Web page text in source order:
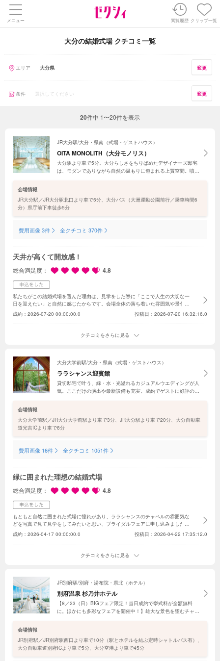
メニュー 閲覧履歴 クリップ一覧
大分の結婚式場 クチコミ一覧
エリア 大分県 変更
条件 選択してください 変更
20件中 1〜20件を表示
JR大分駅/大分・県南（式場・ゲストハウス）
OITA MONOLITH（大分モノリス）
大分駅より車で5分。大分らしさをちりばめたデザイナーズ邸宅
は、モダンでありながら自然の温もりに包まれる上質空間。噴水
会場情報
JR大分駅／JR大分駅北口より車で5分、大分バス（大洲運動公園前行／乗車時間6
分）県庁前下車徒歩5分
費用画像 3件 全クチコミ 370件
天井が高くて開放感！
総合満足度 4.8
私たちがこの結婚式場を選んだ理由は、見学をした際に「ここで人生の大切な一
日を迎えたい」と自然に感じたからです。会場全体の落ち着いた雰囲気や景色、
洗練された空間がとても印象的で、自分たちらしい結婚式をイメージすることが
できました。また、スタッフの皆さんが親身になって話を聞いてくださり、一つ
ひとつ丁寧に対応してくださったことで、安心して結婚式を任せられると感じま
さらに、料理の美味しさやゲストへのおもてなし、アクセスの良さ、設備
支えてくださった大切な方々へ感謝を伝える場でもあります。そのため、ゲスト
の皆さんに「来てよかった」「心に残る一日だった」と思っていただける式にし
たいと考え、この結婚式場を選びました。これから当日まで準備を進めながら、
私たちらしい笑顔あふれる結婚式をつくっていきたいと思います。
成約： 2026-07-20 00:00:00.0 投稿日：2026-07-20 16:32:16.0
クチコミをさらに見る
大分大学前駅/大分・県南（式場・ゲストハウス）
ララシャンス迎賓館
貸切邸宅で叶う、緑・水・光溢れるカジュアルウエディングが人
気。ここだけの演出や最新設備も充実。成約でゲストに好評の送
会場情報
大分大学前駅／JR大分大学前駅より車で3分、JR大分駅より車で20分、大分自動車
道光吉ICより車で8分
費用画像 16件 全クチコミ 1051件
緑に囲まれた理想の結婚式場
総合満足度 4.8
もともと自然に囲まれた式場に憧れがあり、ララシャンスのチャペルの雰囲気な
どを写真で見て見学をしてみたいと思い、ブライダルフェアに申し込みました。
実際に見たチャペルや披露宴会場は想像以上に理想に近いイメージで、この自然
に囲まれた環境で結婚式を挙げたいと思いました。
成約： 2026-04-17 00:00:00.0 投稿日：2026-04-22 17:35:12.0
クチコミをさらに見る
JR別府駅/別府・湯布院・県北（ホテル）
別府温泉 杉乃井ホテル
【8／23（日）BIGフェア限定！当日成約で挙式料が全額無料
に。ほかにも多彩なフェアを開催中！】雄大な景色を望むチャペ
会場情報
JR別府駅／JR別府駅西口より車で10分（駅とホテルを結ぶ定時シャトルバス有）、
大分自動車道別府ICより車で5分、大分空港より車で45分